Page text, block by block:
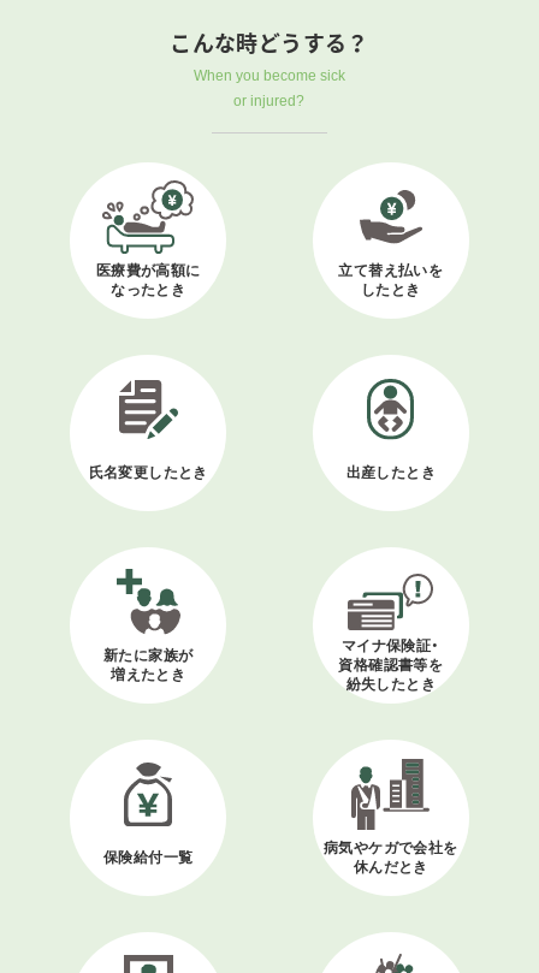
こんな時どうする？
When you become sick
or injured?
医療費が高額に
なったとき
立て替え払いを
したとき
氏名変更したとき 出産したとき
新たに家族が
増えたとき
マイナ保険証・
資格確認書等を
紛失したとき
保険給付一覧
病気やケガで会社を
休んだとき